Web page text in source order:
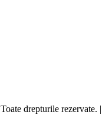
drepturile rezervate. |